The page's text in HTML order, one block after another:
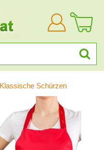
Anmelden
Klassische Schürzen